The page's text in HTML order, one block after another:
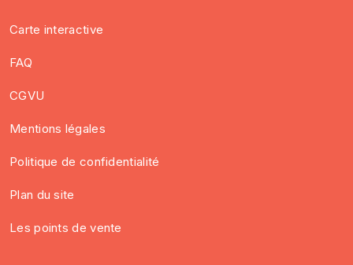
Carte interactive
FAQ
CGVU
Mentions légales
Politique de confidentialité
Plan du site
Les points de vente